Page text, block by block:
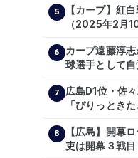
5
【カープ】紅
（2025年2月
6
カープ遠藤淳
球選手として
7
広島D1位・佐
「ぴりっとき
8
【広島】開幕
吏は開幕３戦